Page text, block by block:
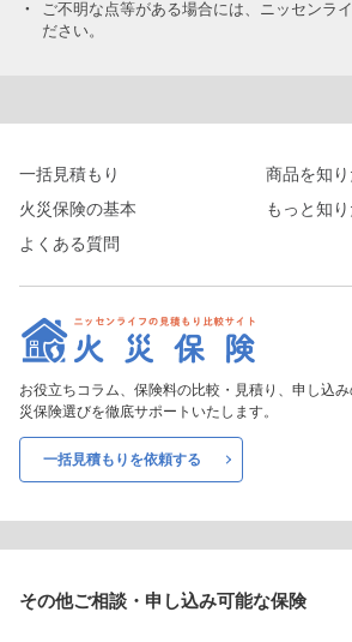
・
ご不明な点等がある場合には、ニッセンラ
ださい。
お役立ちコラム、保険料の比較・見積り、申し込
災保険選びを徹底サポートいたします。
一括見積もりを依頼する
一括見積もり
商品を知
火災保険の基本
もっと知
よくある質問
その他ご相談・申し込み可能な保険